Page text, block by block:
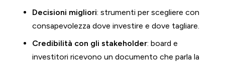
Decisioni migliori: strumenti per scegliere con
consapevolezza dove investire e dove tagliare.
Credibilità con gli stakeholder: board e
investitori ricevono un documento che parla la